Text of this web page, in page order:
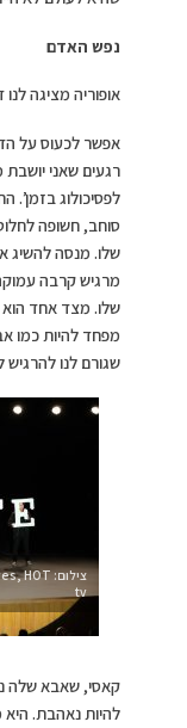
נפש האדם
אופוריה מציגה
אפשר לכעוס על
רגעים שאני
לפסיכולוג בזמן’.
סוחב, חשופה
שלו. מנסה להשיג
מרגיש קרבה
שלו. מצד אחד הוא
מפחד להיות כמו
שגורם לנו להרגיש
tv
קאסי, שאבא שלה
להיות נאהבת.